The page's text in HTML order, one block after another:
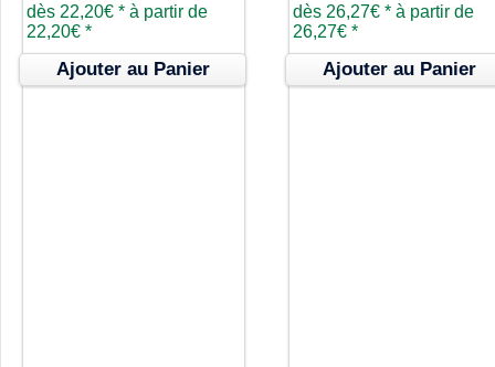
dès 22,20€ * à partir de
22,20€ *
Ajouter au Panier
dès 26,27€ * à partir de
26,27€ *
Ajouter au Panier